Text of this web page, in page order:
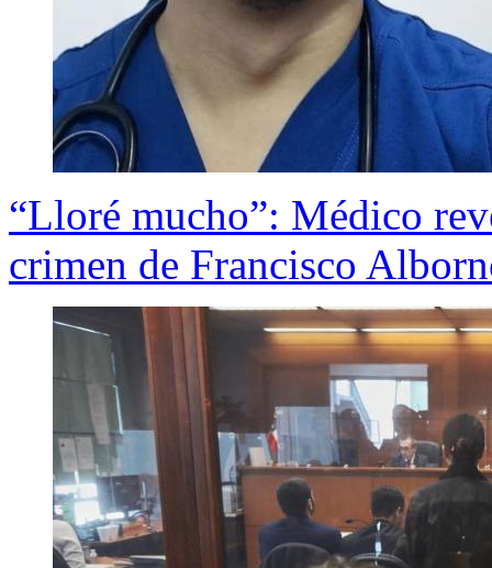
“Lloré mucho”: Médico
crimen de Francisco